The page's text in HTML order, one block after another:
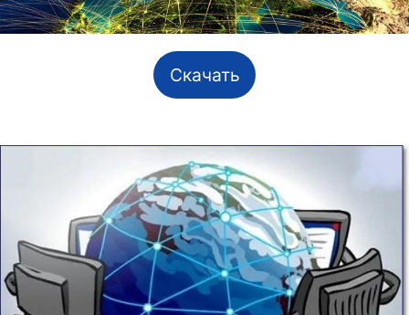
Скачать